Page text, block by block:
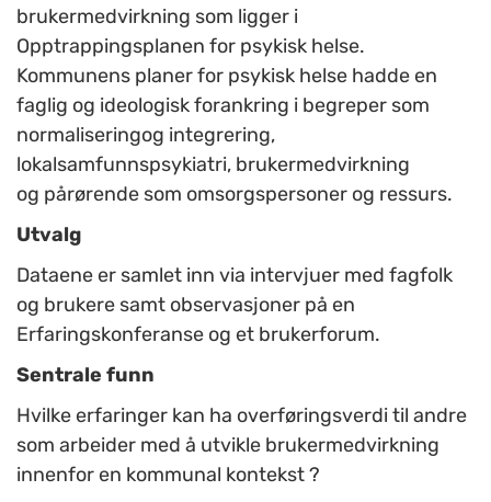
brukermedvirkning som ligger i
Opptrappingsplanen for psykisk helse.
Kommunens planer for psykisk helse hadde en
faglig og ideologisk forankring i begreper som
normaliseringog integrering,
lokalsamfunnspsykiatri, brukermedvirkning
og pårørende som omsorgspersoner og ressurs.
Utvalg
Dataene er samlet inn via intervjuer med fagfolk
og brukere samt observasjoner på en
Erfaringskonferanse og et brukerforum.
Sentrale funn
Hvilke erfaringer kan ha overføringsverdi til andre
som arbeider med å utvikle brukermedvirkning
innenfor en kommunal kontekst ?